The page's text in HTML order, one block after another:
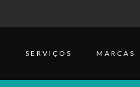
SERVIÇOS MARCAS